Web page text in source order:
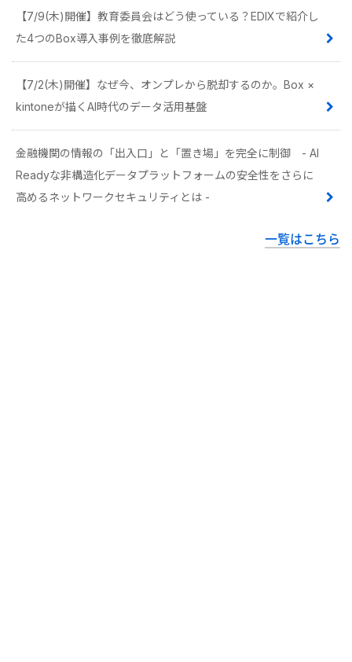
【7/9(木)開催】教育委員会はどう使っている？EDIXで紹介し
た4つのBox導入事例を徹底解説
【7/2(木)開催】なぜ今、オンプレから脱却するのか。Box ×
kintoneが描くAI時代のデータ活用基盤
金融機関の情報の「出入口」と「置き場」を完全に制御 - AI
Readyな非構造化データプラットフォームの安全性をさらに
高めるネットワークセキュリティとは -
一覧はこちら